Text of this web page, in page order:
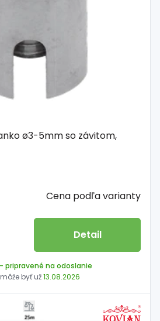
ø3-5mm so závitom,
Cena podľa varianty
Detail
- pripravené na odoslanie
byť už13.08.2026